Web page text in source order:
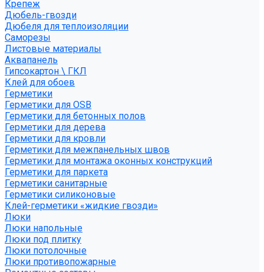
Крепеж
Дюбель-гвозди
Дюбеля для теплоизоляции
Саморезы
Листовые материалы
Аквапанель
Гипсокартон \ ГКЛ
Клей для обоев
Герметики
Герметики для OSB
Герметики для бетонных полов
Герметики для дерева
Герметики для кровли
Герметики для межпанельных швов
Герметики для монтажа оконных конструкций
Герметики для паркета
Герметики санитарные
Герметики силиконовые
Клей-герметики «жидкие гвозди»
Люки
Люки напольные
Люки под плитку
Люки потолочные
Люки противопожарные